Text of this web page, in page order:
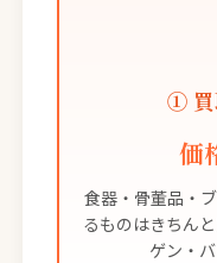
① 買
価
食器・骨董品・
るものはきちん
ゲン・